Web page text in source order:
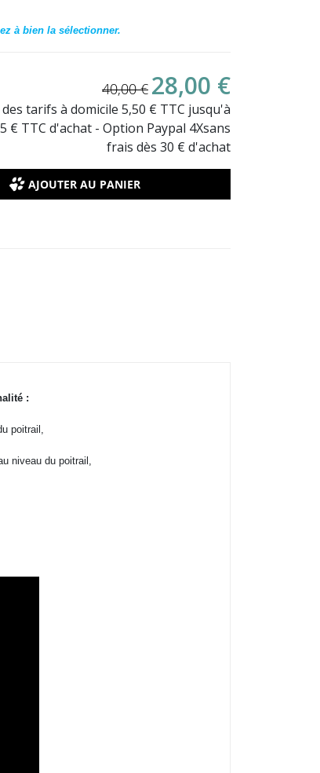
à bien la sélectionner.
40,00 € 28,00 €
tarifs à domicile 5,50 € TTC jusqu'à
€ TTC d'achat - Option Paypal 4Xsans
frais dès 30 € d'achat
AJOUTER AU PANIER
:
poitrail,
niveau du poitrail,